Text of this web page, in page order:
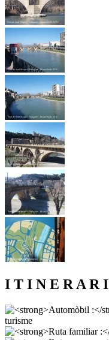
I T I N E R A R I